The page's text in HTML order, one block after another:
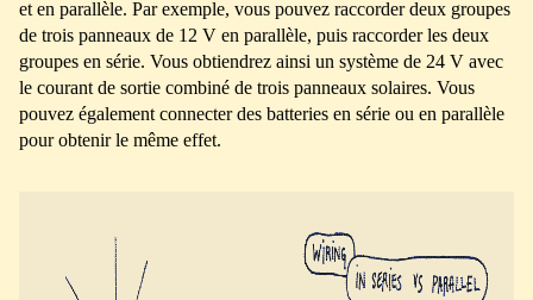
et en parallèle. Par exemple, vous pouvez raccorder deux groupes
de trois panneaux de 12 V en parallèle, puis raccorder les deux
groupes en série. Vous obtiendrez ainsi un système de 24 V avec
le courant de sortie combiné de trois panneaux solaires. Vous
pouvez également connecter des batteries en série ou en parallèle
pour obtenir le même effet.